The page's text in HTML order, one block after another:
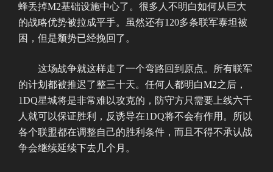
蜂丢掉M2基础设施中心了。很多人不明白如何从巨大
的战略优势被拉成平手。虽然还有120多条联军泰坦被
困，但是颓势已经挽回了。
这场战争就这样走了一个弯路回到原点。所有联军
的计划都被推迟了整三十天。任何人都明白M2之后，
1DQ星城将是非常难以攻克的，防守方只需要上线六千
人就可以保证胜利，反诱导在1DQ将不会有作用。所以
各个联盟都在调整自己的胜利条件，而且不得不承认战
争会继续延续下去几个月。